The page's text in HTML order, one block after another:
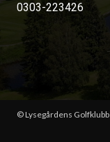
0303-223426
© Lysegårdens Golfklubb